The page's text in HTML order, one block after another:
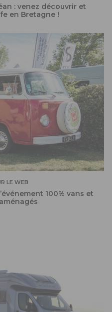
: venez découvrir et
en Bretagne !
LE WEB
100% vans et